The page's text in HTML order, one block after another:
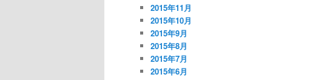
2015年11月
2015年10月
2015年9月
2015年8月
2015年7月
2015年6月